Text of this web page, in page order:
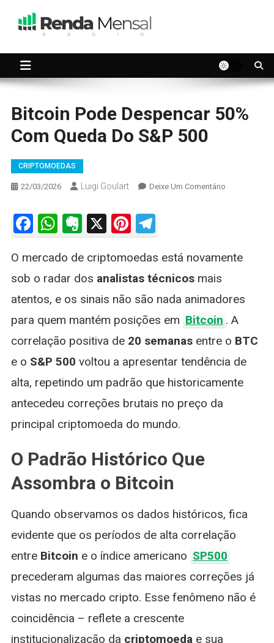
Bitcoin Pode Despencar 50%
Com Queda Do S&P 500
CRIPTOMOEDAS
22/03/2026 Luigi Goulart Deixe Um ComentárioOn
Com
S&P
Facebook
WhatsApp
Evernote
X Pinterest
Telegram
O mercado de criptomoedas está novamente
sob o radar dos analistas técnicosmais
atentos, e os sinais não são nada animadores
para quem mantém posições em Bitcoin . A
correlação positiva de 20 semanas entre o BTC
e o S&P 500 voltou a apresentar tendência de
alta, repetindo um padrão que historicamente
antecedeu correções brutais no preço da
principal criptomoeda do mundo.
O Padrão Histórico Que
Assombra o Bitcoin
Quando observamos os dados históricos, fica
evidente que os períodos de alta correlação
entre Bitcoin e o índice americano SP500
precederam algumas das maiores correções já
vistas no mercado cripto. Esse fenômeno não é
coincidência – reflete a crescente
institucionalização da criptomoedae sua